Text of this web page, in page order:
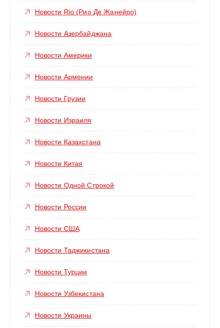
Новости Rio (Рио Де Жанейро)
Новости Азербайджана
Новости Америки
Новости Армении
Новости Грузии
Новости Израиля
Новости Казахстана
Новости Китая
Новости Одной Строкой
Новости России
Новости США
Новости Таджикистана
Новости Турции
Новости Узбекистана
Новости Украины